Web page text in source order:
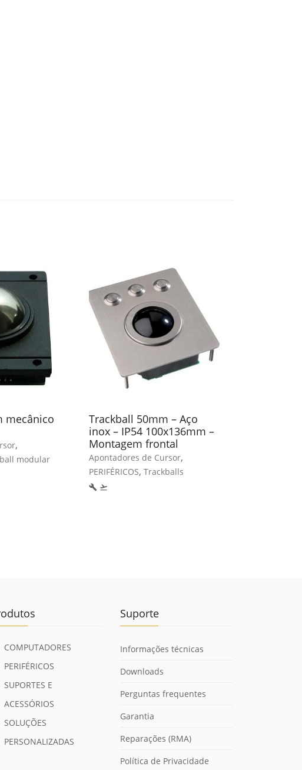
mecânico
,
modular
Trackball 50mm – Aço
inox – IP54 100x136mm –
Montagem frontal
Apontadores de Cursor,
PERIFÉRICOS, Trackballs
build flight_takeoff
COMPUTADORES
PERIFÉRICOS
SUPORTES E
ACESSÓRIOS
SOLUÇÕES
PERSONALIZADAS
Suporte
Informações técnicas
Downloads
Perguntas frequentes
Garantia
Reparações (RMA)
Política de Privacidade